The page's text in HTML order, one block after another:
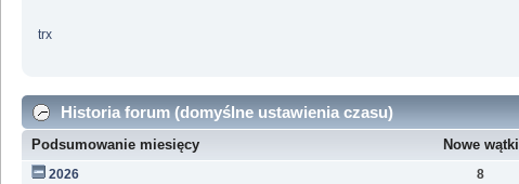
trx
Historia forum (domyślne ustawienia czasu)
Podsumowanie miesięcy Nowe wątki
2026 8